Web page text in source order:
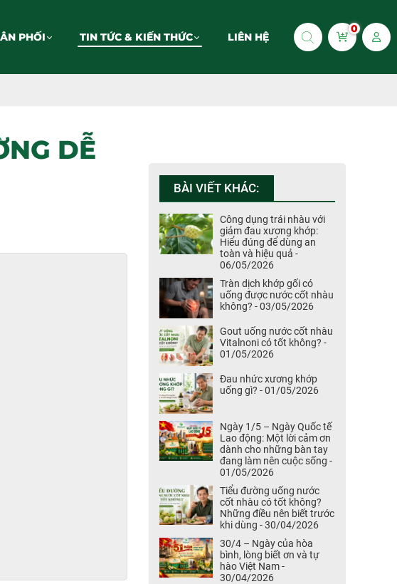
PHỐI TIN TỨC & KIẾN THỨC LIÊN HỆ
0
DỄ
BÀI VIẾT KHÁC:
Công dụng trái nhàu với
giảm đau xương khớp:
Hiểu đúng để dùng an
toàn và hiệu quả -
06/05/2026
Tràn dịch khớp gối có
uống được nước cốt nhàu
không? - 03/05/2026
Gout uống nước cốt nhàu
Vitalnoni có tốt không? -
01/05/2026
Đau nhức xương khớp
uống gì? - 01/05/2026
Ngày 1/5 – Ngày Quốc tế
Lao động: Một lời cảm ơn
dành cho những bàn tay
đang làm nên cuộc sống -
01/05/2026
Tiểu đường uống nước
cốt nhàu có tốt không?
Những điều nên biết trước
khi dùng - 30/04/2026
30/4 – Ngày của hòa
bình, lòng biết ơn và tự
hào Việt Nam -
30/04/2026